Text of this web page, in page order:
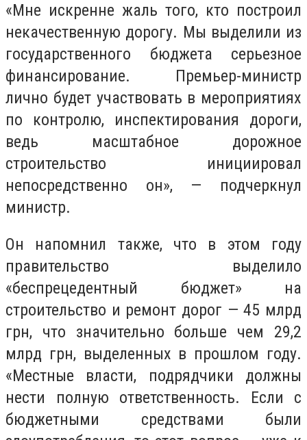
«Мне искренне жаль того, кто построил
некачественную дорогу. Мы выделили из
государственного бюджета серьезное
финансирование. Премьер-министр
лично будет участвовать в мероприятиях
по контролю, инспектирования дороги,
ведь масштабное дорожное
строительство инициировал
непосредственно он», — подчеркнул
министр.
Он напомнил также, что в этом году
правительство выделило
«беспрецедентный бюджет» на
строительство и ремонт дорог — 45 млрд
грн, что значительно больше чем 29,2
млрд грн, выделенных в прошлом году.
«Местные власти, подрядчики должны
нести полную ответственность. Если с
бюджетными средствами были